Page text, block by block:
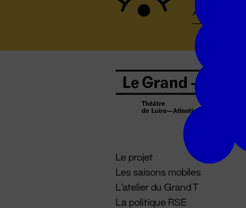
Le projet
Les saisons mobiles
L'atelier du Grand T
La politique RSE